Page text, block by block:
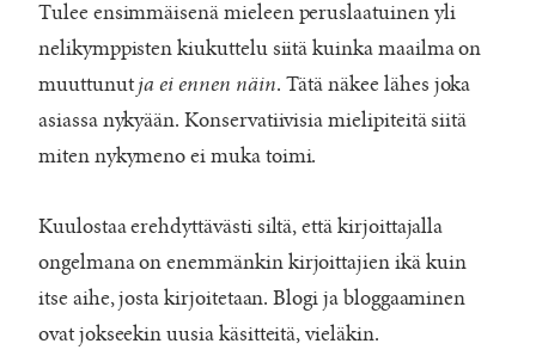
Tulee ensimmäisenä mieleen peruslaatuinen yli
nelikymppisten kiukuttelu siitä kuinka maailma on
muuttunut ja ei ennen näin. Tätä näkee lähes joka
asiassa nykyään. Konservatiivisia mielipiteitä siitä
miten nykymeno ei muka toimi.
Kuulostaa erehdyttävästi siltä, että kirjoittajalla
ongelmana on enemmänkin kirjoittajien ikä kuin
itse aihe, josta kirjoitetaan. Blogi ja bloggaaminen
ovat jokseekin uusia käsitteitä, vieläkin.